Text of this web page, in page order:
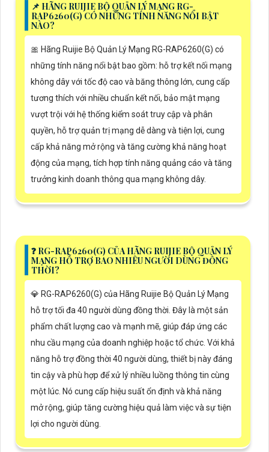
📌 HÃNG RUIJIE BỘ QUẢN LÝ MẠNG RG-
RAP6260(G) CÓ NHỮNG TÍNH NĂNG NỔI BẬT
NÀO?
🎀 Hãng Ruijie Bộ Quản Lý Mạng RG-RAP6260(G) có
những tính năng nổi bật bao gồm: hỗ trợ kết nối mạng
không dây với tốc độ cao và băng thông lớn, cung cấp
tương thích với nhiều chuẩn kết nối, bảo mật mạng
vượt trội với hệ thống kiểm soát truy cập và phân
quyền, hỗ trợ quản trị mạng dễ dàng và tiện lợi, cung
cấp khả năng mở rộng và tăng cường khả năng hoạt
động của mạng, tích hợp tính năng quảng cáo và tăng
trưởng kinh doanh thông qua mạng không dây.
️❓ RG-RAP6260(G) CỦA HÃNG RUIJIE BỘ QUẢN LÝ
MẠNG HỖ TRỢ BAO NHIÊU NGƯỜI DÙNG ĐỒNG
THỜI?
💎 RG-RAP6260(G) của Hãng Ruijie Bộ Quản Lý Mạng
hỗ trợ tối đa 40 người dùng đồng thời. Đây là một sản
phẩm chất lượng cao và mạnh mẽ, giúp đáp ứng các
nhu cầu mạng của doanh nghiệp hoặc tổ chức. Với khả
năng hỗ trợ đồng thời 40 người dùng, thiết bị này đáng
tin cậy và phù hợp để xử lý nhiều luồng thông tin cùng
một lúc. Nó cung cấp hiệu suất ổn định và khả năng
mở rộng, giúp tăng cường hiệu quả làm việc và sự tiện
lợi cho người dùng.